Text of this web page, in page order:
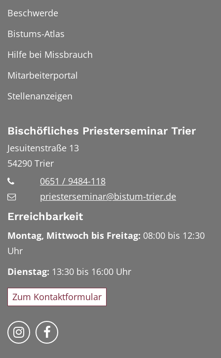
Beschwerde
Bistums-Atlas
Hilfe bei Missbrauch
Mitarbeiterportal
Stellenanzeigen
Bischöfliches Priesterseminar Trier
Jesuitenstraße 13
54290 Trier
0651 / 9484-118
priesterseminar@bistum-trier.de
Erreichbarkeit
Montag, Mittwoch bis Freitag: 08:00 bis 12:30
Uhr
Dienstag: 13:30 bis 16:00 Uhr
Zum Kontaktformular
Bischöfliches Priesterseminar auf
Bischöfliches Priesterseminar auf